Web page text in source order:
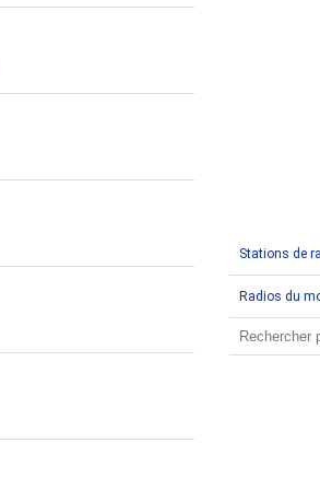
Stations de
Radios du